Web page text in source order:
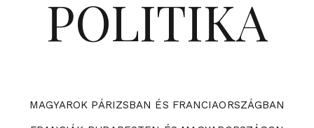
POLITIKA
MAGYAROK PÁRIZSBAN ÉS FRANCIAORSZÁGBAN